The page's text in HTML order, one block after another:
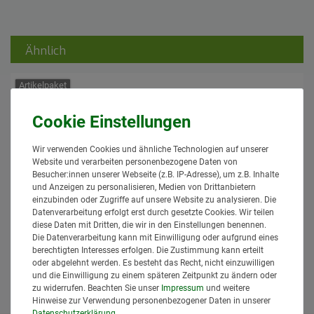
Ähnlich
Artikelpaket
[Paket] 2x CBM Unterlenker Fanghaken
automatisch bis 66 kW/90 PS - Kat. 2
leichte Ausf.
209,95 € *
Lieferzeit: 1 bis 3 Tage*
Stück
In den Warenkorb
inkl. MwSt.zzgl.Versand
Wir verwenden Cookies und ähnliche Technologien auf unserer
Website und verarbeiten personenbezogene Daten von
Besucher:innen unserer Webseite (z.B. IP-Adresse), um z.B. Inhalte
und Anzeigen zu personalisieren, Medien von Drittanbietern
einzubinden oder Zugriffe auf unsere Website zu analysieren. Die
Datenverarbeitung erfolgt erst durch gesetzte Cookies. Wir teilen
diese Daten mit Dritten, die wir in den Einstellungen benennen.
Die Datenverarbeitung kann mit Einwilligung oder aufgrund eines
berechtigten Interesses erfolgen. Die Zustimmung kann erteilt
oder abgelehnt werden. Es besteht das Recht, nicht einzuwilligen
und die Einwilligung zu einem späteren Zeitpunkt zu ändern oder
zu widerrufen. Beachten Sie unser Impressum und weitere
Hinweise zur Verwendung personenbezogener Daten in unserer